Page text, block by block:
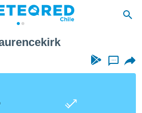
...